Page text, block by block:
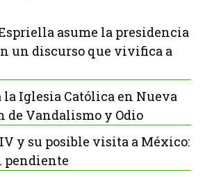
asume la presidencia
un discurso que vivifica a
la Iglesia Católica en Nueva
de Vandalismo y Odio
y su posible visita a México: